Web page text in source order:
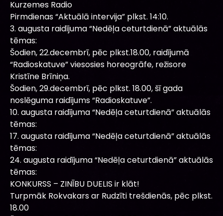
Kurzemes Radio
Pirmdienas “Aktuālā intervija” plkst. 14:10.
3. augusta raidījuma “Nedēļa ceturtdienā” aktuālās
tēmas:
Šodien, 22.decembrī, pēc plkst.18.00, raidījumā
“Radioskatuve” viesosies horeogrāfe, režisore
Kristīne Brīniņa.
Šodien, 29.decembrī, pēc plkst. 18.00, šī gada
noslēguma raidījums “Radioskatuve”.
10. augusta raidījuma “Nedēļa ceturtdienā” aktuālās
tēmas:
17. augusta raidījuma “Nedēļa ceturtdienā” aktuālās
tēmas:
24. augusta raidījuma “Nedēļa ceturtdienā” aktuālās
tēmas:
KONKURSS – ZINĪBU DUELIS ir klāt!
Turpmāk Rokvakars ar Rudzīti trešdienās, pēc plkst.
18.00